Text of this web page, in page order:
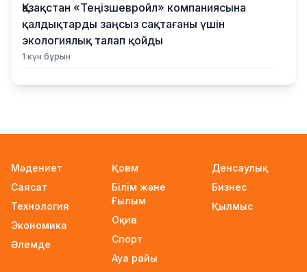
Қазақстан «Теңізшевройл» компаниясына
қалдықтарды заңсыз сақтағаны үшін
экологиялық талап қойды
1 күн бұрын
Жүлде қоры 10,5 миллион теңге: Алматыда
мемлекеттік білім гранттары иегерлерінің
тізімі жарияланды
1 күн бұрын
Ауылға көшетін IT-мамандар мен
архивистерге 10,8 млн теңгеге дейін тұрғын
үй несиесі берілуі мүмкін
Мәдениет
Саясат
Технология
Экономика
Әлемде
Қоғам
Білім және
Ғылым
Оқиға
Спорт
Ауа райы
Денсаулық
Бизнес
Қылмыс